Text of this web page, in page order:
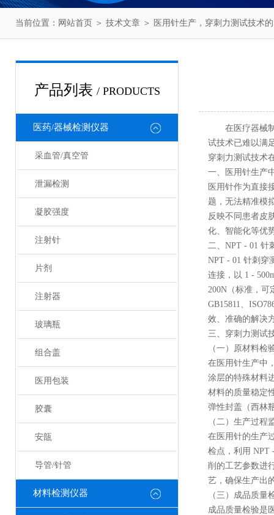
当前位置： 网站首页 ＞ 技术文章 ＞ 医用针生产，穿刺力测试技术
产品列表 / PRODUCTS
医药/器械检测仪器
采血管/真空管
泄漏检测
凝胶强度
注射针
片剂
注射器
玻璃瓶
组合盖
医用包装
胶囊
安瓿
导管/针管
材料检测仪器
在医疗器械
试技术已难以满
穿刺力测试技术
一、医用针生产
医用针作为直接
题，无法精准模
反映不同患者皮
化、智能化等优
二、NPT - 01 针
NPT - 01 针刺穿
连接，以 1 -
200N（标准，可
GB15811、
效、准确的解决
三、穿刺力测试
（一）原材料检
在医用针生产中
涂层的特殊材料
材料的质量稳定
弹性封盖（西林
（二）生产过程
在医用针的生产
检点，利用 NPT
削的工艺参数进
艺，确保生产出
（三）成品质量
成品质量检验是